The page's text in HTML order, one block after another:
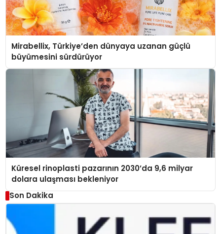
Mirabellix, Türkiye’den dünyaya uzanan güçlü
büyümesini sürdürüyor
Küresel rinoplasti pazarının 2030’da 9,6 milyar
dolara ulaşması bekleniyor
Son Dakika